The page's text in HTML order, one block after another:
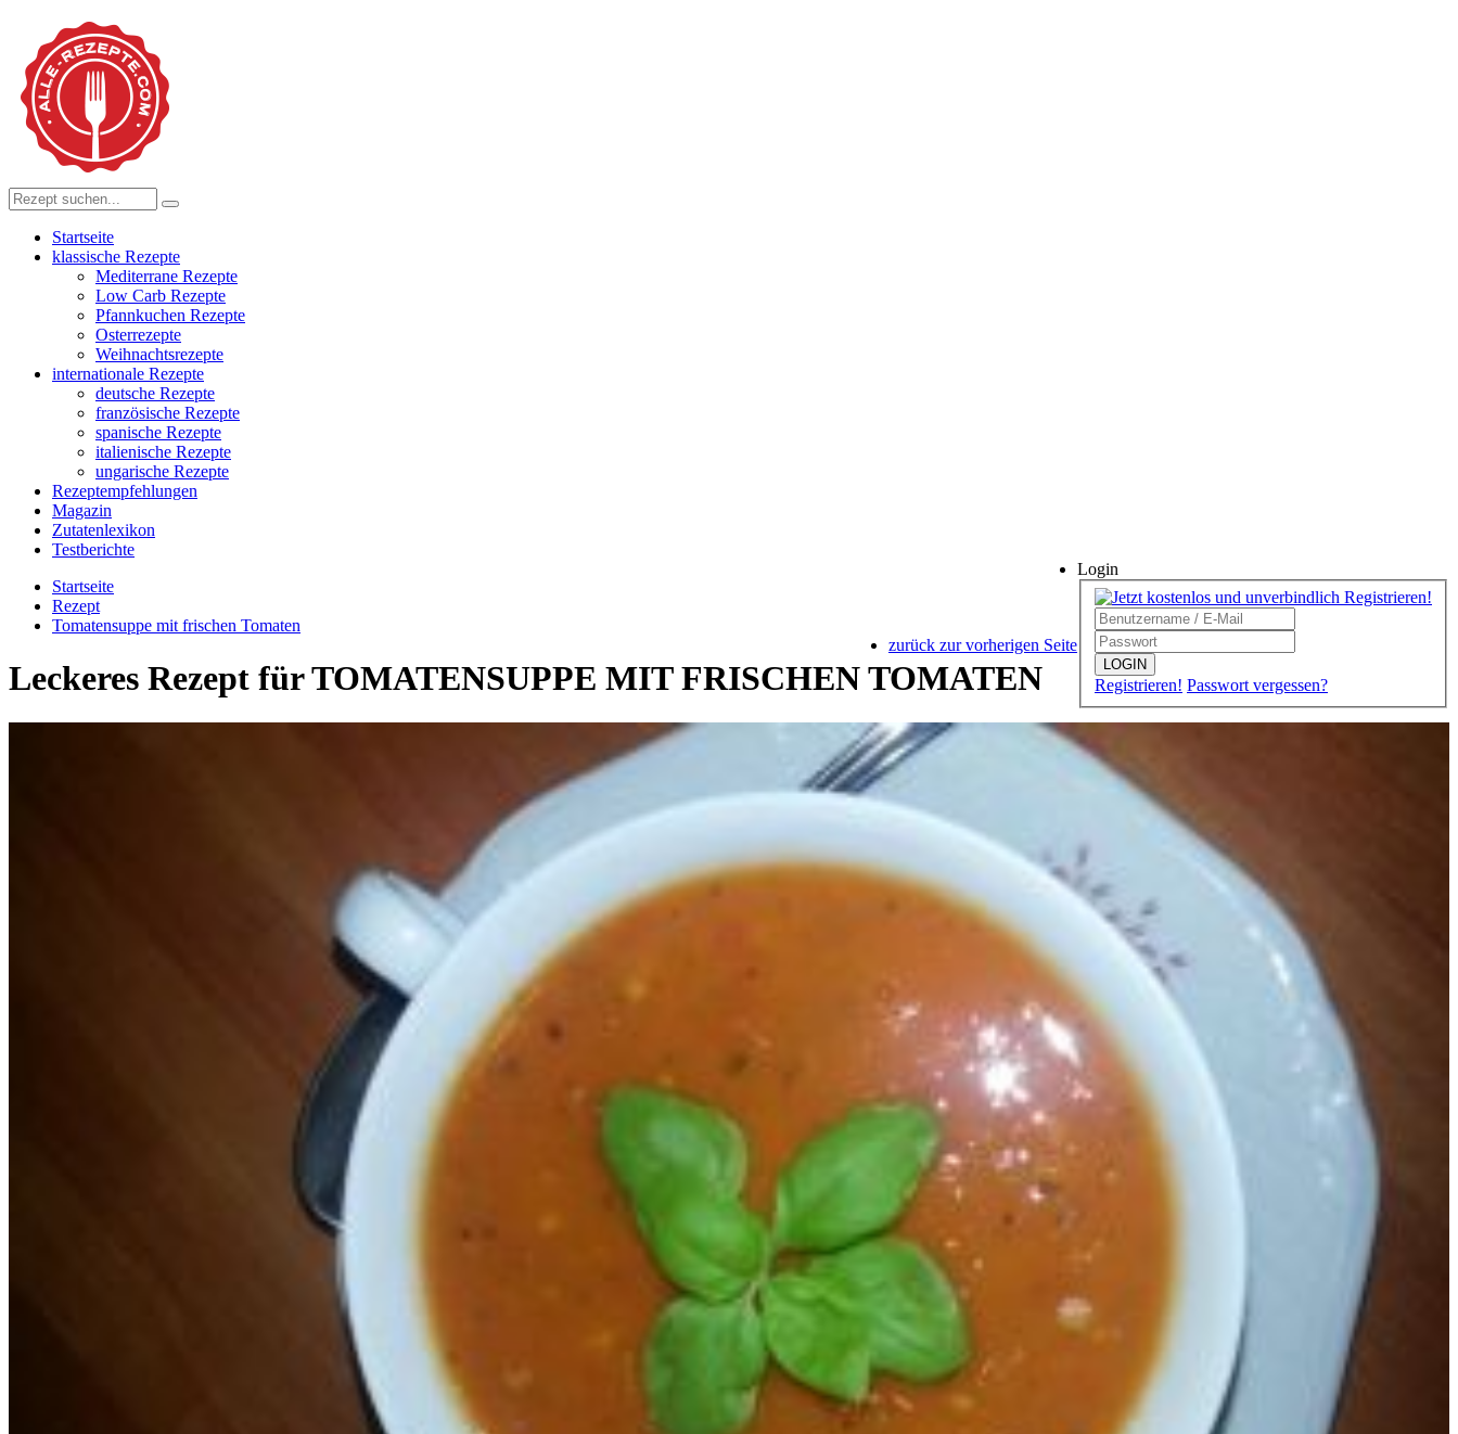
Startseite
klassische Rezepte
Mediterrane Rezepte
Low Carb Rezepte
Pfannkuchen Rezepte
Osterrezepte
Weihnachtsrezepte
internationale Rezepte
deutsche Rezepte
französische Rezepte
spanische Rezepte
italienische Rezepte
ungarische Rezepte
Rezeptempfehlungen
Magazin
Zutatenlexikon
Testberichte
Login
LOGIN
Registrieren! Passwort vergessen?
Startseite
Rezept
Tomatensuppe mit frischen Tomaten
zurück zur vorherigen Seite
Leckeres Rezept fürTOMATENSUPPE MIT FRISCHEN TOMATEN